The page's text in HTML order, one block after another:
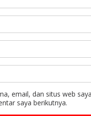
email, dan situs web
saya berikutnya.